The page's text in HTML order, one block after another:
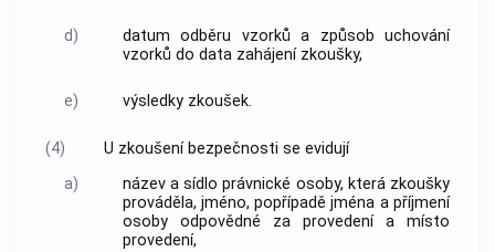
d)
datum odběru vzorků a způsob uchování
vzorků do data zahájení zkoušky,
e) výsledky zkoušek.
(4)
U zkoušení bezpečnosti se evidují
a)
název a sídlo právnické osoby, která zkoušky
prováděla, jméno, popřípadě jména a příjmení
osoby odpovědné za provedení a místo
provedení,